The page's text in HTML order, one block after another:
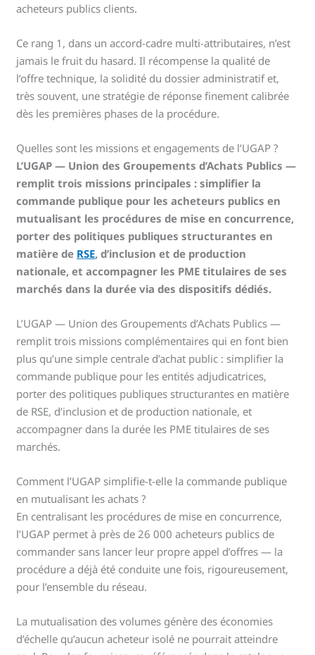
acheteurs publics clients.
Ce rang 1, dans un accord-cadre multi-attributaires, n’est
jamais le fruit du hasard. Il récompense la qualité de
l’offre technique, la solidité du dossier administratif et,
très souvent, une stratégie de réponse finement calibrée
dès les premières phases de la procédure.
Quelles sont les missions et engagements de l’UGAP ?
L’UGAP — Union des Groupements d’Achats Publics —
remplit trois missions principales : simplifier la
commande publique pour les acheteurs publics en
mutualisant les procédures de mise en concurrence,
porter des politiques publiques structurantes en
matière de RSE, d’inclusion et de production
nationale, et accompagner les PME titulaires de ses
marchés dans la durée via des dispositifs dédiés.
L’UGAP — Union des Groupements d’Achats Publics —
remplit trois missions complémentaires qui en font bien
plus qu’une simple centrale d’achat public : simplifier la
commande publique pour les entités adjudicatrices,
porter des politiques publiques structurantes en matière
de RSE, d’inclusion et de production nationale, et
accompagner dans la durée les PME titulaires de ses
marchés.
Comment l’UGAP simplifie-t-elle la commande publique
en mutualisant les achats ?
En centralisant les procédures de mise en concurrence,
l’UGAP permet à près de 26 000 acheteurs publics de
commander sans lancer leur propre appel d’offres — la
procédure a déjà été conduite une fois, rigoureusement,
pour l’ensemble du réseau.
La mutualisation des volumes génère des économies
d’échelle qu’aucun acheteur isolé ne pourrait atteindre